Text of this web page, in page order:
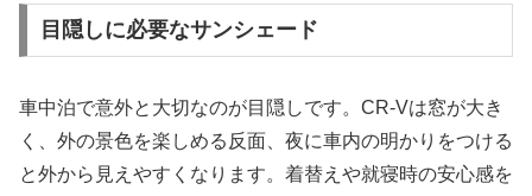
目隠しに必要なサンシェード
車中泊で意外と大切なのが目隠しです。CR-Vは窓が大き
く、外の景色を楽しめる反面、夜に車内の明かりをつける
と外から見えやすくなります。着替えや就寝時の安心感を